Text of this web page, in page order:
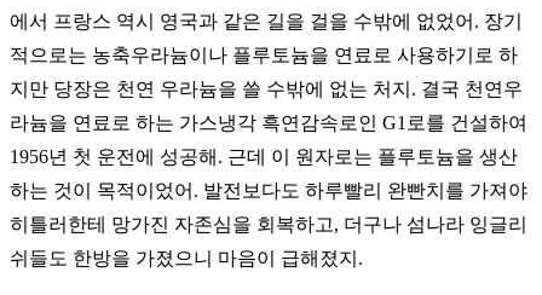
에서 프랑스 역시 영국과 같은 길을 걸을 수밖에 없었어. 장기
적으로는 농축우라늄이나 플루토늄을 연료로 사용하기로 하
지만 당장은 천연 우라늄을 쓸 수밖에 없는 처지. 결국 천연우
라늄을 연료로 하는 가스냉각 흑연감속로인 G1로를 건설하여
1956년 첫 운전에 성공해. 근데 이 원자로는 플루토늄을 생산
하는 것이 목적이었어. 발전보다도 하루빨리 완빤치를 가져야
히틀러한테 망가진 자존심을 회복하고, 더구나 섬나라 잉글리
쉬들도 한방을 가졌으니 마음이 급해졌지.